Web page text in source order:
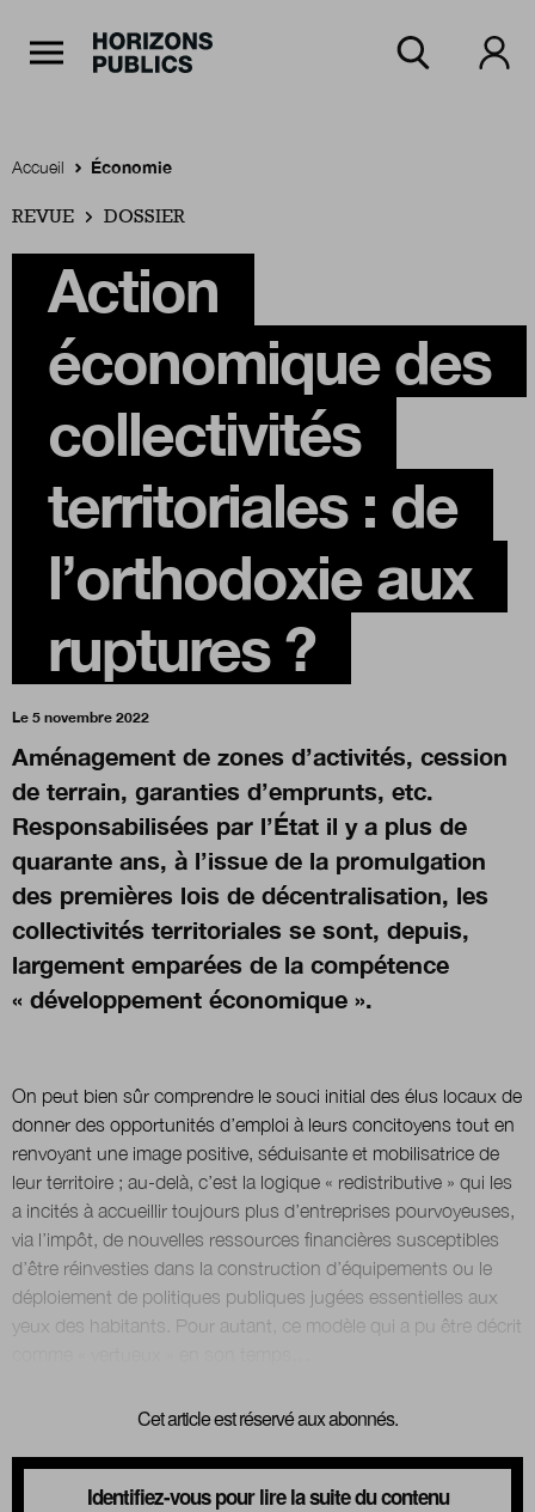
Accueil
Rubriques
Thèmes
Numéros
Boutique
Qui sommes-nous ?
Nous contacter
Newsletter
Renseignez votre email afin de suivre l'actualité
de la transformation publique.
Nous suivre sur Twittersur LinkedIn
sur
Accueil Économie
REVUE DOSSIER
Action
économique des
collectivités
territoriales : de
l’orthodoxie aux
ruptures ?
Le 5 novembre 2022
Aménagement de zones d’activités, cession
de terrain, garanties d’emprunts, etc.
Responsabilisées par l’État il y a plus de
quarante ans, à l’issue de la promulgation
des premières lois de décentralisation, les
collectivités territoriales se sont, depuis,
largement emparées de la compétence
« développement économique ».
On peut bien sûr comprendre le souci initial des élus locaux de
donner des opportunités d’emploi à leurs concitoyens tout en
renvoyant une image positive, séduisante et mobilisatrice de
leur territoire ; au-delà, c’est la logique « redistributive » qui les
a incités à accueillir toujours plus d’entreprises pourvoyeuses,
via l’impôt, de nouvelles ressources financières susceptibles
d’être réinvesties dans la construction d’équipements ou le
déploiement de politiques publiques jugées essentielles aux
yeux des habitants. Pour autant, ce modèle qui a pu être décrit
Cet article est réservé aux abonnés.
Identifiez-vous pour lire la suite du contenu